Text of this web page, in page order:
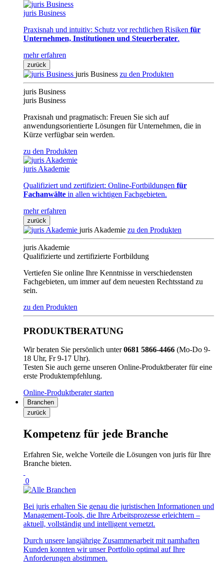
juris Business
Praxisnah und intuitiv: Schutz vor rechtlichen Risiken für
Unternehmen, Institutionen und Steuerberater.
mehr erfahren
zurück
juris Business zu den Produkten
juris Business
juris Business
Praxisnah und pragmatisch: Freuen Sie sich auf
anwendungsorientierte Lösungen für Unternehmen, die in
Kürze verfügbar sein werden.
zu den Produkten
juris Akademie
Qualifiziert und zertifiziert: Online-Fortbildungen für
Fachanwälte in allen wichtigen Fachgebieten.
mehr erfahren
zurück
juris Akademie zu den Produkten
juris Akademie
Qualifizierte und zertifizierte Fortbildung
Vertiefen Sie online Ihre Kenntnisse in verschiedensten
Fachgebieten, um immer auf dem neuesten Rechtsstand zu
sein.
zu den Produkten
PRODUKTBERATUNG
Wir beraten Sie persönlich unter0681 5866-4466 (Mo-Do 9-
18 Uhr, Fr 9-17 Uhr).
Testen Sie auch gerne unseren Online-Produktberater für eine
erste Produktempfehlung.
Online-Produktberater starten
Branchen
zurück
Kompetenz für jede Branche
Erfahren Sie, welche Vorteile die Lösungen von juris für Ihre
Branche bieten.
0
Bei juris erhalten Sie genau die juristischen Informationen und
Management-Tools, die Ihre Arbeitsprozesse erleichtern –
aktuell, vollständig und intelligent vernetzt.
Durch unsere langjährige Zusammenarbeit mit namhaften
Kunden konnten wir unser Portfolio optimal auf Ihre
Anforderungen abstimmen.